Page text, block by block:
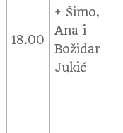
18.00
+ Šimo,
Ana i
Božidar
Jukić